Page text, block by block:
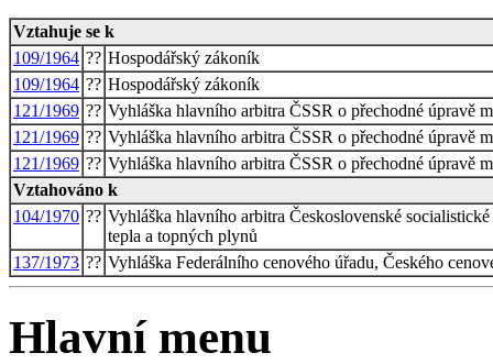
Vztahuje se k
109/1964 ?? Hospodářský zákoník
109/1964 ?? Hospodářský zákoník
121/1969 ?? Vyhláška hlavního arbitra ČSSR o přechodné úpravě
121/1969 ?? Vyhláška hlavního arbitra ČSSR o přechodné úpravě
121/1969 ?? Vyhláška hlavního arbitra ČSSR o přechodné úpravě
Vztahováno k
104/1970 ?? Vyhláška hlavního arbitra Československé
tepla a topných plynů
137/1973 ?? Vyhláška Federálního cenového úřadu, Českého
Hlavní menu